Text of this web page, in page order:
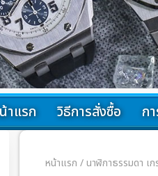
าแรก วิธีการสั่งซื้อ ก
หน้าแรก / นาฬิกาธรรมดา เ